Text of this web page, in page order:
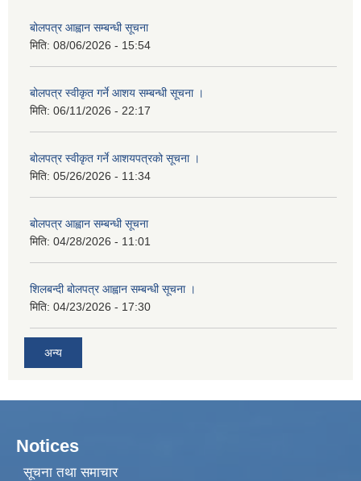
बोलपत्र आह्वान सम्बन्धी सूचना
मिति: 08/06/2026 - 15:54
बोलपत्र स्वीकृत गर्ने आशय सम्बन्धी सूचना ।
मिति: 06/11/2026 - 22:17
बोलपत्र स्वीकृत गर्ने आशयपत्रको सूचना ।
मिति: 05/26/2026 - 11:34
बोलपत्र आह्वान सम्बन्धी सूचना
मिति: 04/28/2026 - 11:01
शिलबन्दी बोलपत्र आह्वान सम्बन्धी सूचना ।
मिति: 04/23/2026 - 17:30
अन्य
Notices
सूचना तथा समाचार